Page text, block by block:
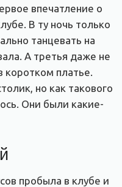
впечатление о
В ту ночь только
танцевать на
А третья даже не
коротком платье.
но как такового
Они были какие-
пробыла в клубе и